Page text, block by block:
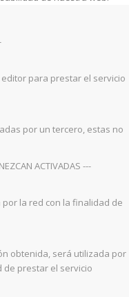
para prestar el servicio
por un tercero, estas no
ACTIVADAS ---
la red con la finalidad de
obtenida, será utilizada por
de prestar el servicio